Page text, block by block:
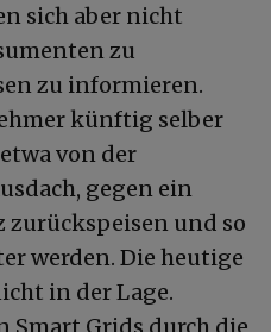
sich aber nicht
zu
zu informieren.
künftig selber
von der
gegen ein
und so
werden. Die heutige
in der Lage.
Smart Grids durch die